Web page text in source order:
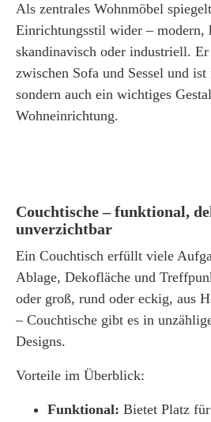
Als zentrales Wohnmöbel
Einrichtungsstil wider – modern,
skandinavisch oder industriell.
zwischen Sofa und Sessel und
sondern auch ein wichtiges
Wohneinrichtung.
Couchtische – funktional,
unverzichtbar
Ein Couchtisch erfüllt viele
Ablage, Dekofläche und
oder groß, rund oder eckig, aus
– Couchtische gibt es in
Designs.
Vorteile im Überblick:
Funktional: Bietet Platz